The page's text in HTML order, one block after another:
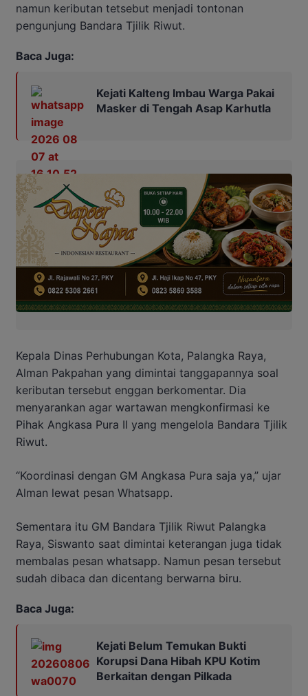
namun keributan tetsebut menjadi tontonan
pengunjung Bandara Tjilik Riwut.
Baca Juga:
Kejati Kalteng Imbau Warga Pakai
Masker di Tengah Asap Karhutla
Kepala Dinas Perhubungan Kota, Palangka Raya,
Alman Pakpahan yang dimintai tanggapannya soal
keributan tersebut enggan berkomentar. Dia
menyarankan agar wartawan mengkonfirmasi ke
Pihak Angkasa Pura II yang mengelola Bandara Tjilik
Riwut.
“Koordinasi dengan GM Angkasa Pura saja ya,” ujar
Alman lewat pesan Whatsapp.
Sementara itu GM Bandara Tjilik Riwut Palangka
Raya, Siswanto saat dimintai keterangan juga tidak
membalas pesan whatsapp. Namun pesan tersebut
sudah dibaca dan dicentang berwarna biru.
Baca Juga:
Kejati Belum Temukan Bukti
Korupsi Dana Hibah KPU Kotim
Berkaitan dengan Pilkada